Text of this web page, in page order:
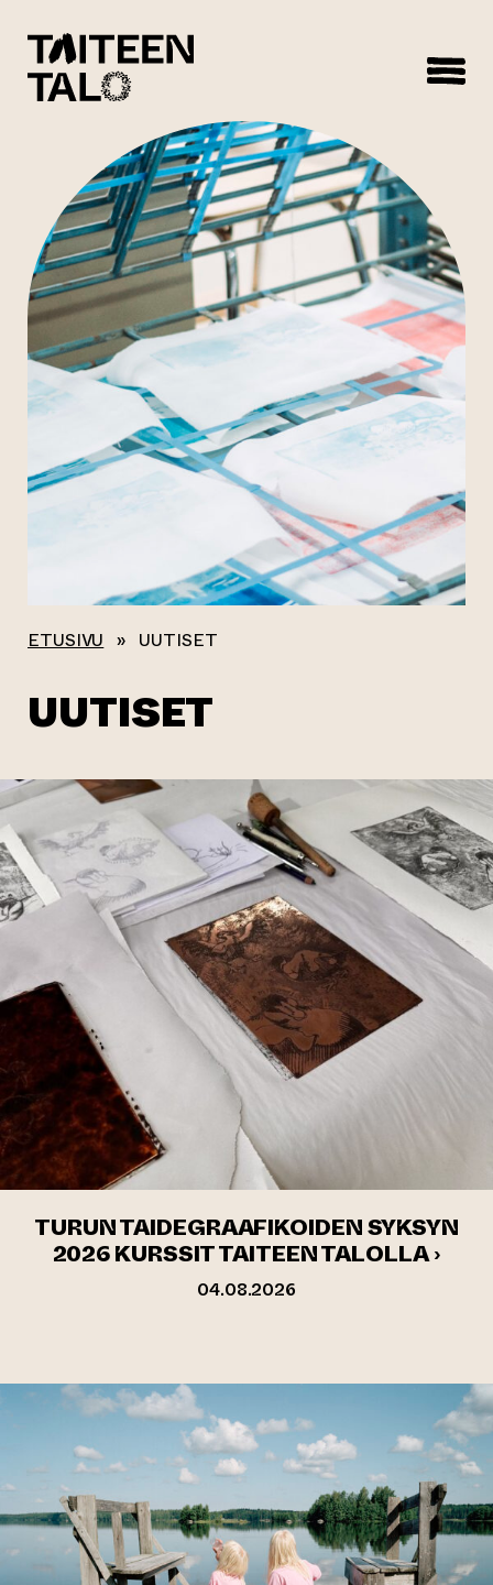
ETUSIVU » UUTISET
UUTISET
TURUN TAIDEGRAAFIKOIDEN SYKSYN
2026 KURSSIT TAITEEN TALOLLA ›
04.08.2026